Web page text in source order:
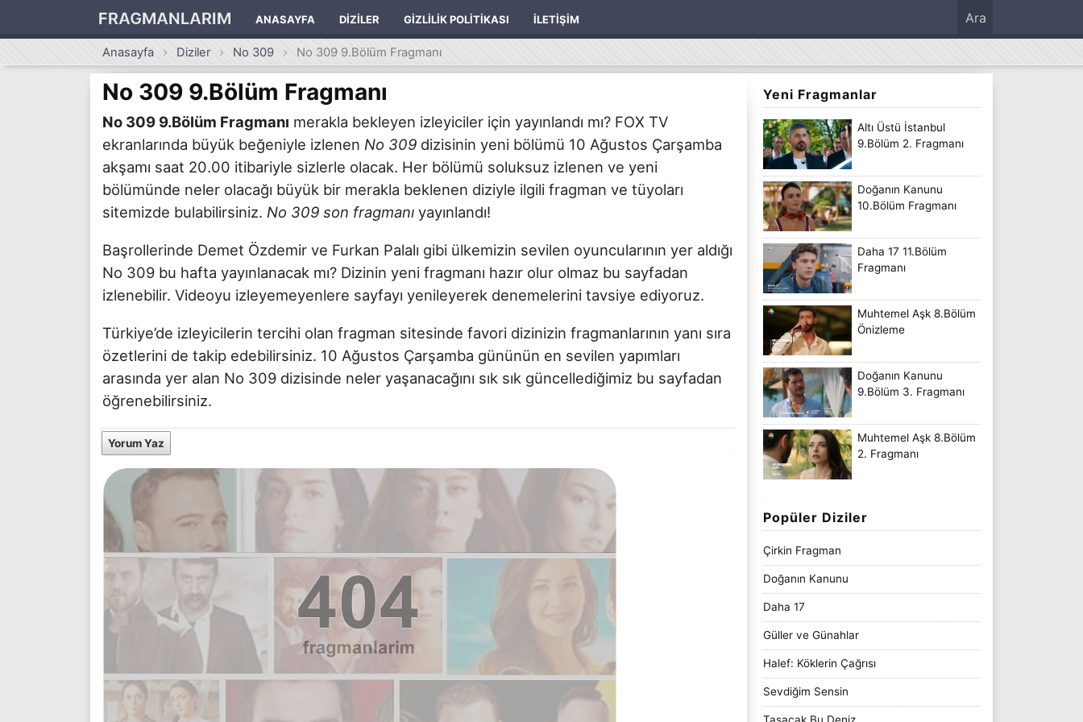
FRAGMANLARIM ANASAYFA DIZILER GIZLILIK POLITIKASI İLETIŞIM Ara
Anasayfa Diziler No 309 No 309 9.Bölüm Fragmanı
No 309 9.Bölüm Fragmanı
No 309 9.Bölüm Fragmanı merakla bekleyen izleyiciler için yayınlandı mı? FOX TV
ekranlarında büyük beğeniyle izlenen No 309 dizisinin yeni bölümü 10 Ağustos Çarşamba
akşamı saat 20.00 itibariyle sizlerle olacak. Her bölümü soluksuz izlenen ve yeni
bölümünde neler olacağı büyük bir merakla beklenen diziyle ilgili fragman ve tüyoları
sitemizde bulabilirsiniz. No 309 son fragmanı yayınlandı!
Başrollerinde Demet Özdemir ve Furkan Palalı gibi ülkemizin sevilen oyuncularının yer aldığı
No 309 bu hafta yayınlanacak mı? Dizinin yeni fragmanı hazır olur olmaz bu sayfadan
izlenebilir. Videoyu izleyemeyenlere sayfayı yenileyerek denemelerini tavsiye ediyoruz.
Türkiye’de izleyicilerin tercihi olan fragman sitesinde favori dizinizin fragmanlarının yanı sıra
özetlerini de takip edebilirsiniz. 10 Ağustos Çarşamba gününün en sevilen yapımları
arasında yer alan No 309 dizisinde neler yaşanacağını sık sık güncellediğimiz bu sayfadan
öğrenebilirsiniz.
Yorum Yaz
Yeni Fragmanlar
Altı Üstü İstanbul
9.Bölüm 2. Fragmanı
Doğanın Kanunu
10.Bölüm Fragmanı
Daha 17 11.Bölüm
Fragmanı
Muhtemel Aşk 8.Bölüm
Önizleme
Doğanın Kanunu
9.Bölüm 3. Fragmanı
Muhtemel Aşk 8.Bölüm
2. Fragmanı
Popüler Diziler
Çirkin Fragman
Doğanın Kanunu
Daha 17
Güller ve Günahlar
Halef: Köklerin Çağrısı
Sevdiğim Sensin
Taşacak Bu Deniz